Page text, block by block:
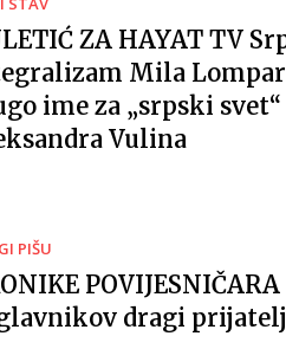
ZA HAYAT TV
Mila
ime za „srpski svet“
Vulina
PIŠU
POVIJESNIČARA
dragi prijatelj